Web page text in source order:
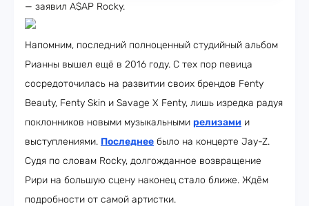
— заявил A$AP Rocky.
Напомним, последний полноценный студийный альбом
Рианны вышел ещё в 2016 году. С тех пор певица
сосредоточилась на развитии своих брендов Fenty
Beauty, Fenty Skin и Savage X Fenty, лишь изредка радуя
поклонников новыми музыкальными релизами и
выступлениями. Последнее было на концерте Jay-Z.
Судя по словам Rocky, долгожданное возвращение
Рири на большую сцену наконец стало ближе. Ждём
подробности от самой артистки.